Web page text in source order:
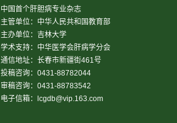
中国首个肝胆病专业杂志
主管单位：中华人民共和国教育部
主办单位：吉林大学
学术支持：中华医学会肝病学分会
通信地址：长春市新疆街461号
投稿咨询：0431-88782044
审稿咨询：0431-88783542
电子信箱：
lcgdb@vip.163.com